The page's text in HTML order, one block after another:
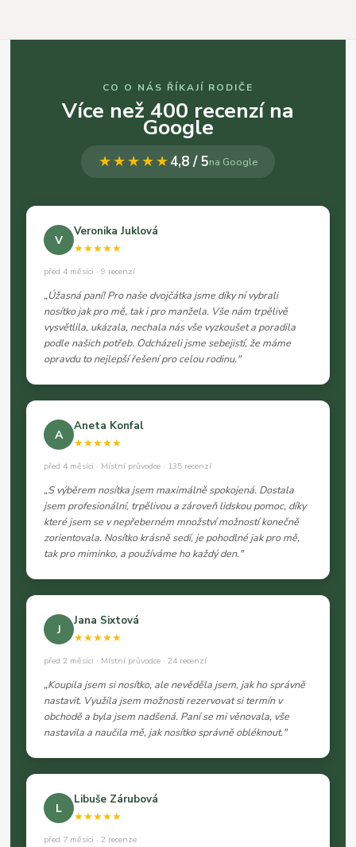
CO O NÁS ŘÍKAJÍ RODIČE
Více než 400 recenzí na
Google
★★★★★4,8 / 5na Google
V
Veronika Juklová
★★★★★
před 4 měsíci · 9 recenzí
„Úžasná paní! Pro naše dvojčátka jsme díky ní vybrali
nosítko jak pro mě, tak i pro manžela. Vše nám trpělivě
vysvětlila, ukázala, nechala nás vše vyzkoušet a poradila
podle našich potřeb. Odcházeli jsme sebejistí, že máme
opravdu to nejlepší řešení pro celou rodinu."
A
Aneta Konfal
★★★★★
před 4 měsíci · Místní průvodce · 135 recenzí
„S výběrem nosítka jsem maximálně spokojená. Dostala
jsem profesionální, trpělivou a zároveň lidskou pomoc, díky
které jsem se v nepřeberném množství možností konečně
zorientovala. Nosítko krásně sedí, je pohodlné jak pro mě,
tak pro miminko, a používáme ho každý den."
J
Jana Sixtová
★★★★★
před 2 měsíci · Místní průvodce · 24 recenzí
„Koupila jsem si nosítko, ale nevěděla jsem, jak ho správně
nastavit. Využila jsem možnosti rezervovat si termín v
obchodě a byla jsem nadšená. Paní se mi věnovala, vše
nastavila a naučila mě, jak nosítko správně obléknout."
L
Libuše Zárubová
★★★★★
před 7 měsíci · 2 recenze